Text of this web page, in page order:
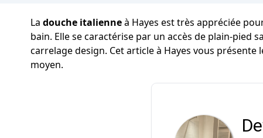
La douche italienneà Hayes est très appréciée
bain. Elle se caractérise par un accès de plain-pied
carrelage design. Cet article à Hayes vous
moyen.